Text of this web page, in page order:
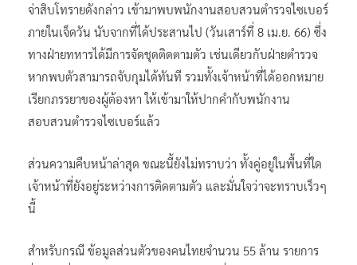
จ่าสิบโทรายดังกล่าว เข้ามาพบพนักงานสอบสวนตำรวจไซเบอร์
ภายในเจ็ดวัน นับจากที่ได้ประสานไป (วันเสาร์ที่ 8 เม.ย. 66) ซึ่ง
ทางฝ่ายทหารได้มีการจัดชุดติดตามตัว เช่นเดียวกับฝ่ายตำรวจ
หากพบตัวสามารถจับกุมได้ทันที รวมทั้งเจ้าหน้าที่ได้ออกหมาย
เรียกภรรยาของผู้ต้องหา ให้เข้ามาให้ปากคำกับพนักงาน
สอบสวนตำรวจไซเบอร์แล้ว
ส่วนความคืบหน้าล่าสุด ขณะนี้ยังไม่ทราบว่า ทั้งคู่อยู่ในพื้นที่ใด
เจ้าหน้าที่ยังอยู่ระหว่างการติดตามตัว และมั่นใจว่าจะทราบเร็วๆ
นี้
สำหรับกรณี ข้อมูลส่วนตัวของคนไทยจำนวน 55 ล้าน รายการ